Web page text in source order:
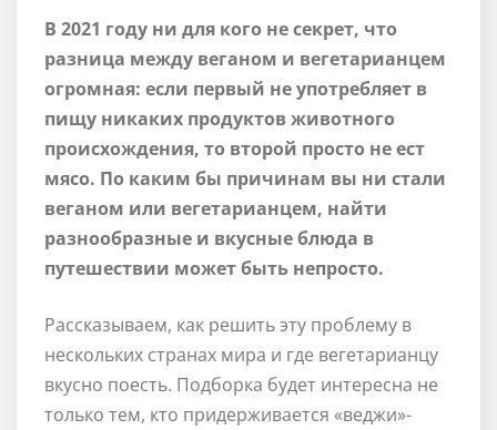
В 2021 году ни для кого не секрет, что
разница между веганом и вегетарианцем
огромная: если первый не употребляет в
пищу никаких продуктов животного
происхождения, то второй просто не ест
мясо. По каким бы причинам вы ни стали
веганом или вегетарианцем, найти
разнообразные и вкусные блюда в
путешествии может быть непросто.
Рассказываем, как решить эту проблему в
нескольких странах мира и где вегетарианцу
вкусно поесть. Подборка будет интересна не
только тем, кто придерживается «веджи»-